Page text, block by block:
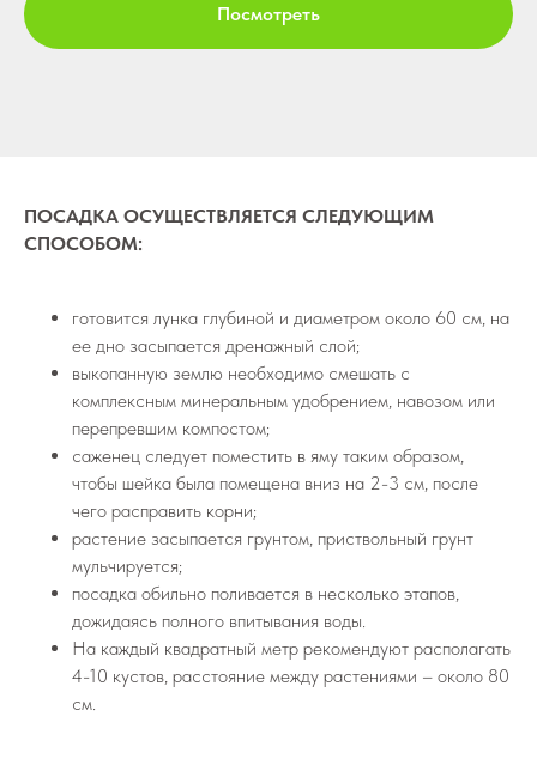
Посмотреть
ПОСАДКА ОСУЩЕСТВЛЯЕТСЯ СЛЕДУЮЩИМ
СПОСОБОМ:
готовится лунка глубиной и диаметром около 60 см, на
ее дно засыпается дренажный слой;
выкопанную землю необходимо смешать с
комплексным минеральным удобрением, навозом или
перепревшим компостом;
саженец следует поместить в яму таким образом,
чтобы шейка была помещена вниз на 2-3 см, после
чего расправить корни;
растение засыпается грунтом, приствольный грунт
мульчируется;
посадка обильно поливается в несколько этапов,
дожидаясь полного впитывания воды.
На каждый квадратный метр рекомендуют располагать
4-10 кустов, расстояние между растениями – около 80
см.